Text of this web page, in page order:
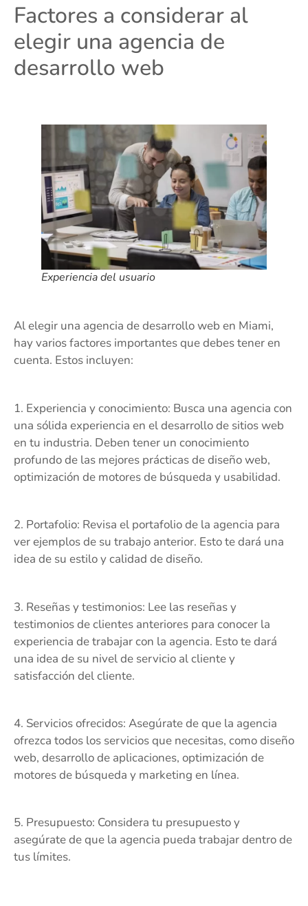
Factores a considerar al
elegir una agencia de
desarrollo web
Experiencia del usuario
Al elegir una agencia de desarrollo web en Miami,
hay varios factores importantes que debes tener en
cuenta. Estos incluyen:
1. Experiencia y conocimiento: Busca una agencia con
una sólida experiencia en el desarrollo de sitios web
en tu industria. Deben tener un conocimiento
profundo de las mejores prácticas de diseño web,
optimización de motores de búsqueda y usabilidad.
2. Portafolio: Revisa el portafolio de la agencia para
ver ejemplos de su trabajo anterior. Esto te dará una
idea de su estilo y calidad de diseño.
3. Reseñas y testimonios: Lee las reseñas y
testimonios de clientes anteriores para conocer la
experiencia de trabajar con la agencia. Esto te dará
una idea de su nivel de servicio al cliente y
satisfacción del cliente.
4. Servicios ofrecidos: Asegúrate de que la agencia
ofrezca todos los servicios que necesitas, como diseño
web, desarrollo de aplicaciones, optimización de
motores de búsqueda y marketing en línea.
5. Presupuesto: Considera tu presupuesto y
asegúrate de que la agencia pueda trabajar dentro de
tus límites.